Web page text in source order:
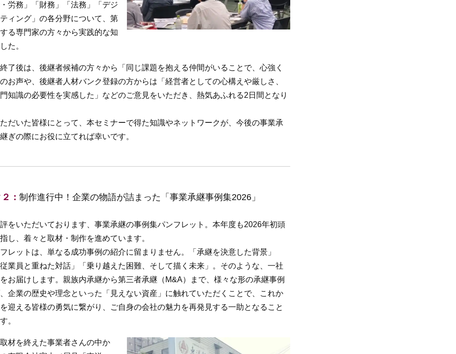
労務」「財務」「法務」「デジ
ィング」の各分野について、第
る専門家の方々から実践的な知
た。
了後は、後継者候補の方々から「同じ課題を抱える仲間がいることで、心強く
お声や、後継者人材バンク登録の方からは「経営者としての心構えや厳しさ、
知識の必要性を実感した」などのご意見をいただき、熱気あふれる2日間となり
だいた皆様にとって、本セミナーで得た知識やネットワークが、今後の事業承
ぎの際にお役に立てれば幸いです。
： 制作進行中！企業の物語が詰まった「事業承継事例集2026」
をいただいております、事業承継の事例集パンフレット。本年度も2026年初頭
し、着々と取材・制作を進めています。
レットは、単なる成功事例の紹介に留まりません。「承継を決意した背景」
従業員と重ねた対話」「乗り越えた困難、そして描く未来」。そのような、一社
お届けします。親族内承継から第三者承継（M&A）まで、様々な形の承継事例
企業の歴史や理念といった「見えない資産」に触れていただくことで、これか
迎える皆様の勇気に繋がり、ご自身の会社の魅力を再発見する一助となること
す。
材を終えた事業者さんの中か